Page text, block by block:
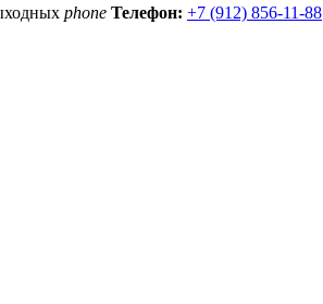
phone Телефон: +7 (912) 856-11-88